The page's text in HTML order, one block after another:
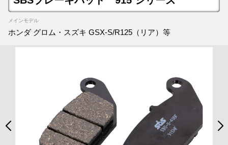
メインモデル
ホンダ グロム・スズキ GSX-S/R125（リア）等